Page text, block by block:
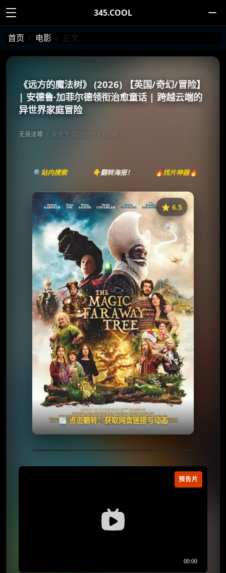
345.COOL
首页 电影 正文
《远方的魔法树》 (2026) 【英国/奇幻/冒险】
| 安德鲁·加菲尔德领衔治愈童话 | 跨越云端的
异世界家庭冒险
无良法尊 发表于 2026/5/13 10:34
🔍站内搜索 👇翻转海报！ 🔥找片神器🔥
⭐️ 6.5
🔄 点击翻转：获取网盘链接与动态
《远方的魔法树》
收藏
⭐️ 评分：6.5 | 🎬 2026年
夸克网盘
百度网盘
失效请反馈
🧧️
天天领红包
预告片